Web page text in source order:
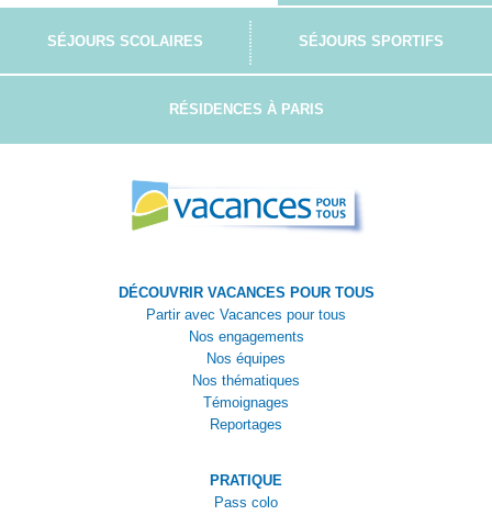
SÉJOURS SCOLAIRES SÉJOURS SPORTIFS
RÉSIDENCES À PARIS
DÉCOUVRIR VACANCES POUR TOUS
Partir avec Vacances pour tous
Nos engagements
Nos équipes
Nos thématiques
Témoignages
Reportages
PRATIQUE
Pass colo